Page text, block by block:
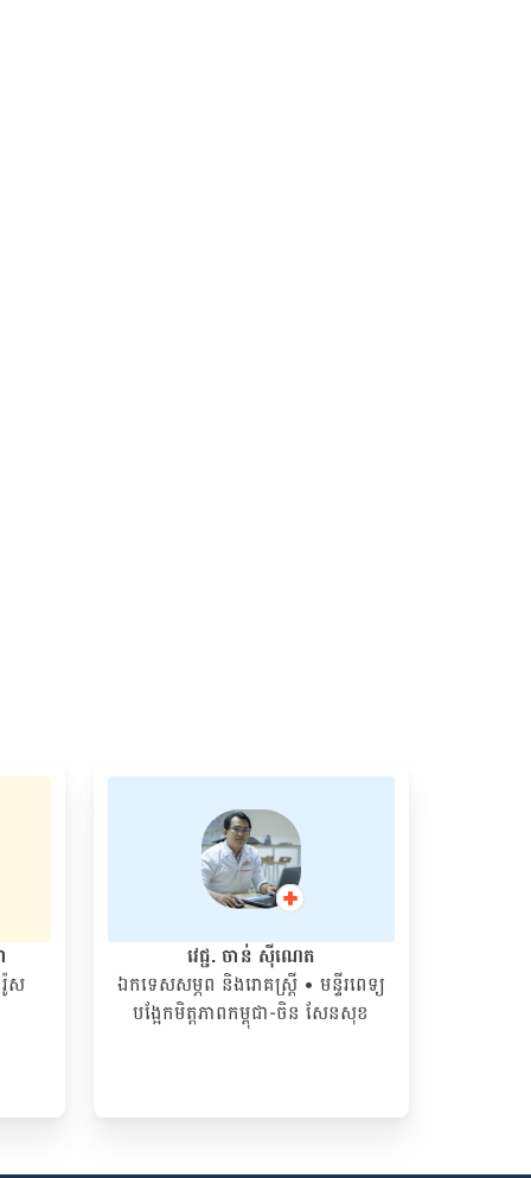
វេជ្ជ. ចាន់ ស៊ីណេត
ឯកទេសសម្ភព និងរោគស្ត្រី• ម​ន្ទីរពេទ្យ
បង្អែកមិត្តភាពកម្ពុជា-ចិន សែនសុខ
ស